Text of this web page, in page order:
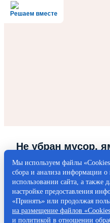
Решаем вместе
Не убран мусор,
горит фонарь?
Столкнулись с проблемой
Написать о проблеме
Мы используем файлы
сбора и анализа информации о
использовании сайта, а также
настройке предоставления
«Принять» или продолжая
на размещение файлов
и политикой в отношении